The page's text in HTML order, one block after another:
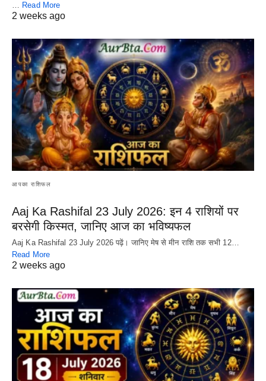
… Read More
2 weeks ago
आपका राशिफल
Aaj Ka Rashifal 23 July 2026: इन 4 राशियों पर
बरसेगी किस्मत, जानिए आज का भविष्यफल
Aaj Ka Rashifal 23 July 2026 पढ़ें। जानिए मेष से मीन राशि तक सभी 12…
Read More
2 weeks ago